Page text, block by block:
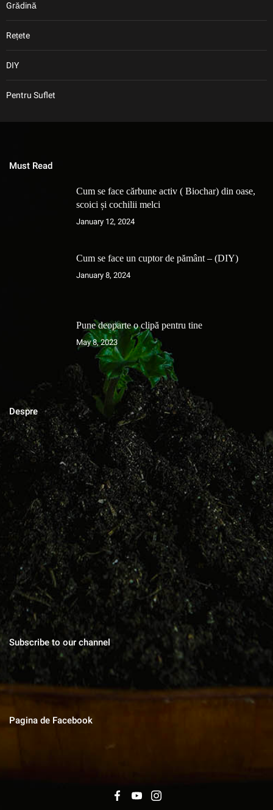
Grădină
Rețete
DIY
Pentru Suflet
Must Read
Cum se face cărbune activ ( Biochar) din oase,
scoici și cochilii melci
January 12, 2024
Cum se face un cuptor de pământ – (DIY)
January 8, 2024
Pune deoparte o clipă pentru tine
May 8, 2023
Despre
MAGAZINUL DE ACASA
Blog cu zeci de sfaturi pentru grădinărit bio, rețete pentru toate
gusturile, povești de viata, trucuri în gospodărie, cuvinte pentru
suflet.
Subscribe to our channel
Pagina de Facebook